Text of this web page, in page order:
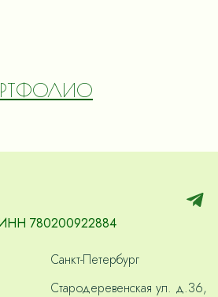
780200922884
Санкт-Петербург
Стародеревенская ул. д.36,